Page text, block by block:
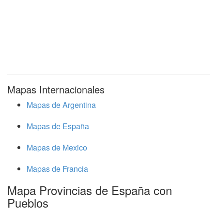
Mapas Internacionales
Mapas de Argentina
Mapas de España
Mapas de Mexico
Mapas de Francia
Mapa Provincias de España con
Pueblos